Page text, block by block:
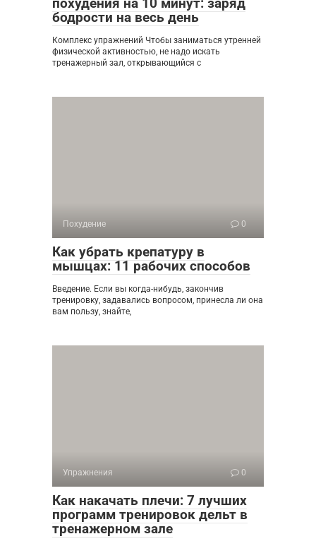
бодрости на весь день
Комплекс упражнений Чтобы заниматься утренней
физической активностью, не надо искать
тренажерный зал, открывающийся с
Похудение 0
Как убрать крепатуру в
мышцах: 11 рабочих способов
Введение. Если вы когда-нибудь, закончив
тренировку, задавались вопросом, принесла ли она
вам пользу, знайте,
Упражнения 0
Как накачать плечи: 7 лучших
программ тренировок дельт в
тренажерном зале